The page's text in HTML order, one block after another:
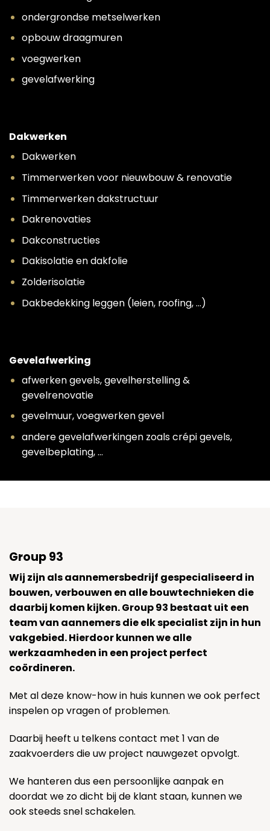
ondergrondse metselwerken
opbouw draagmuren
voegwerken
gevelafwerking
Dakwerken
Dakwerken
Timmerwerken voor nieuwbouw & renovatie
Timmerwerken dakstructuur
Dakrenovaties
Dakconstructies
Dakisolatie en dakfolie
Zolderisolatie
Dakbedekking leggen (leien, roofing, …)
Gevelafwerking
afwerken gevels, gevelherstelling &
gevelrenovatie
gevelmuur, voegwerken gevel
andere gevelafwerkingen zoals crépi gevels,
gevelbeplating, …
Group 93
Wij zijn als aannemersbedrijf gespecialiseerd in
bouwen, verbouwen en alle bouwtechnieken die
daarbij komen kijken. Group 93 bestaat uit een
team van aannemers die elk specialist zijn in hun
vakgebied. Hierdoor kunnen we alle
werkzaamheden in een project perfect
coördineren.
Met al deze know-how in huis kunnen we ook perfect
inspelen op vragen of problemen.
Daarbij heeft u telkens contact met 1 van de
zaakvoerders die uw project nauwgezet opvolgt.
We hanteren dus een persoonlijke aanpak en
doordat we zo dicht bij de klant staan, kunnen we
ook steeds snel schakelen.